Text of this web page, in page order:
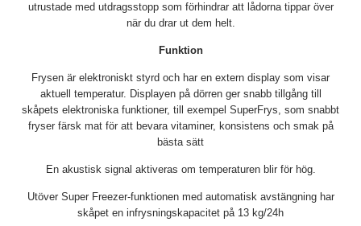
utrustade med utdragsstopp som förhindrar att lådorna tippar över
när du drar ut dem helt.
Funktion
Frysen är elektroniskt styrd och har en extern display som visar
aktuell temperatur. Displayen på dörren ger snabb tillgång till
skåpets elektroniska funktioner, till exempel SuperFrys, som snabbt
fryser färsk mat för att bevara vitaminer, konsistens och smak på
bästa sätt
En akustisk signal aktiveras om temperaturen blir för hög.
Utöver Super Freezer-funktionen med automatisk avstängning har
skåpet en infrysningskapacitet på 13 kg/24h